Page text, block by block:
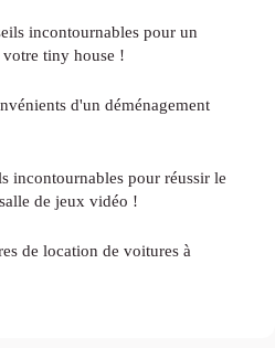
incontournables pour un
votre tiny house !
d'un déménagement
incontournables pour réussir le
de jeux vidéo !
de location de voitures à